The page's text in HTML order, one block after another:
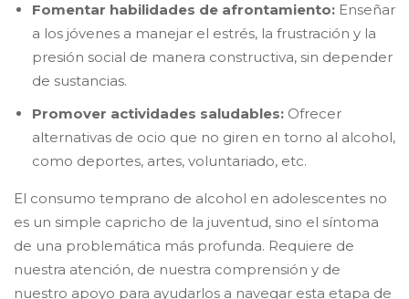
Fomentar habilidades de afrontamiento: Enseñar
a los jóvenes a manejar el estrés, la frustración y la
presión social de manera constructiva, sin depender
de sustancias.
Promover actividades saludables: Ofrecer
alternativas de ocio que no giren en torno al alcohol,
como deportes, artes, voluntariado, etc.
​El consumo temprano de alcohol en adolescentes no
es un simple capricho de la juventud, sino el síntoma
de una problemática más profunda. Requiere de
nuestra atención, de nuestra comprensión y de
nuestro apoyo para ayudarlos a navegar esta etapa de